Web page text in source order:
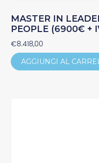
MASTER IN
PEOPLE (6900€ +
€8.418,00
AGGIUNGI AL